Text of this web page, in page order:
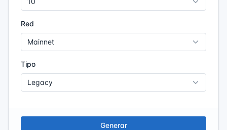
Red
Tipo
Generar